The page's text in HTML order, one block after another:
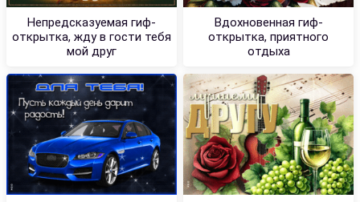
Непредсказуемая гиф-
открытка, жду в гости тебя
мой друг
Вдохновенная гиф-
открытка, приятного
отдыха